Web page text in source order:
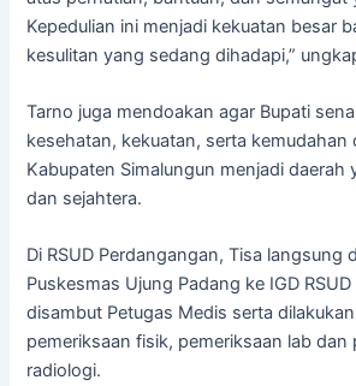
Kepedulian ini menjadi kekuatan besar
kesulitan yang sedang dihadapi,”
Tarno juga mendoakan agar Bupati
kesehatan, kekuatan, serta kemudahan
Kabupaten Simalungun menjadi daerah
dan sejahtera.
Di RSUD Perdangangan, Tisa langsung
Puskesmas Ujung Padang ke IGD
disambut Petugas Medis serta
pemeriksaan fisik, pemeriksaan lab dan
radiologi.